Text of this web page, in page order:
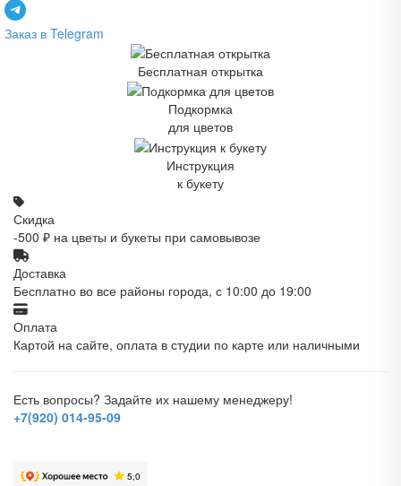
Заказ в Telegram
Бесплатная открытка
Подкормка
для цветов
Инструкция
к букету
Скидка
-500 ₽ на цветы и букеты при самовывозе
Доставка
Бесплатно во все районы города, с 10:00 до 19:00
Оплата
Картой на сайте, оплата в студии по карте или наличными
Есть вопросы? Задайте их нашему менеджеру!
+7(920) 014-95-09